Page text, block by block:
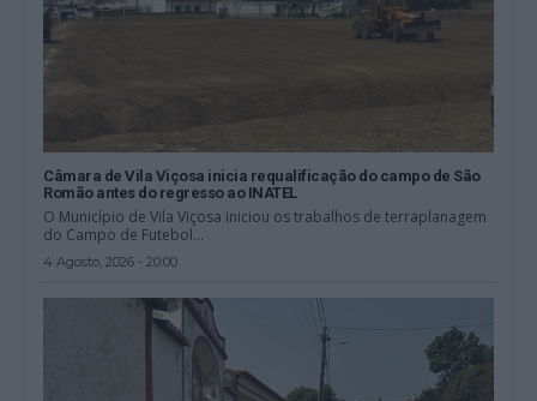
Câmara de Vila Viçosa inicia requalificação do campo de São
Romão antes do regresso ao INATEL
O Município de Vila Viçosa iniciou os trabalhos de terraplanagem
do Campo de Futebol...
4 Agosto, 2026 - 20:00